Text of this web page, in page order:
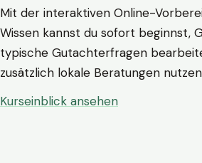
Mit der interaktiven Online-
Wissen kannst du sofort beginnst,
typische Gutachterfragen
zusätzlich lokale Beratungen
Kurseinblick ansehen